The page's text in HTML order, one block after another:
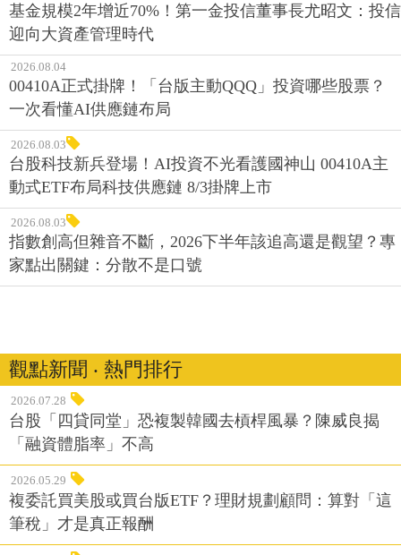
基金規模2年增近70%！第一金投信董事長尤昭文：投信
迎向大資產管理時代
2026.08.04
00410A正式掛牌！「台版主動QQQ」投資哪些股票？
一次看懂AI供應鏈布局
2026.08.03
台股科技新兵登場！AI投資不光看護國神山 00410A主
動式ETF布局科技供應鏈 8/3掛牌上市
2026.08.03
指數創高但雜音不斷，2026下半年該追高還是觀望？專
家點出關鍵：分散不是口號
觀點新聞 ‧ 熱門排行
2026.07.28
台股「四貸同堂」恐複製韓國去槓桿風暴？陳威良揭
「融資體脂率」不高
2026.05.29
複委託買美股或買台版ETF？理財規劃顧問：算對「這
筆稅」才是真正報酬